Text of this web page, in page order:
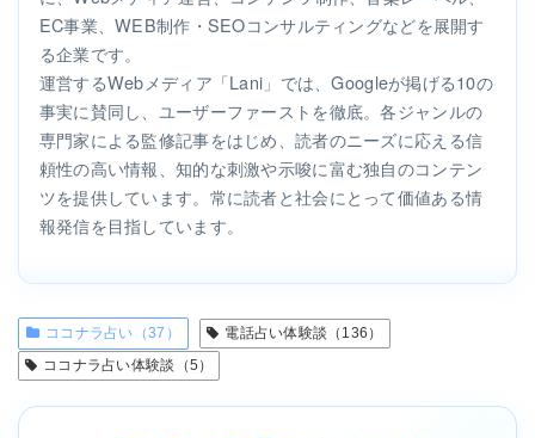
EC事業、WEB制作・SEOコンサルティングなどを展開す
る企業です。
運営するWebメディア「Lani」では、Googleが掲げる10の
事実に賛同し、ユーザーファーストを徹底。各ジャンルの
専門家による監修記事をはじめ、読者のニーズに応える信
頼性の高い情報、知的な刺激や示唆に富む独自のコンテン
ツを提供しています。常に読者と社会にとって価値ある情
報発信を目指しています。
ココナラ占い（37）
電話占い体験談（136）
ココナラ占い体験談（5）